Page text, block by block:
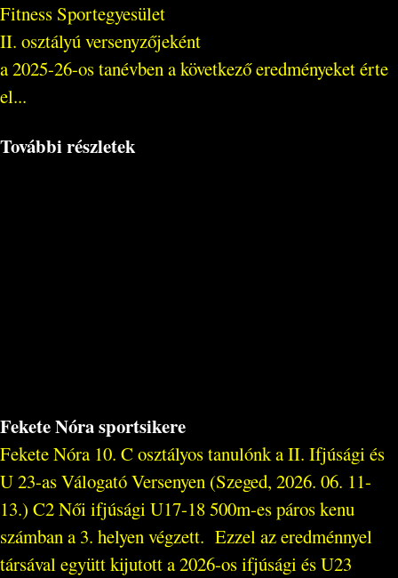
Fitness Sportegyesület
II. osztályú versenyzőjeként
a 2025-26-os tanévben a következő eredményeket érte
el...
További részletek
Fekete Nóra sportsikere
Fekete Nóra 10. C osztályos tanulónk a II. Ifjúsági és
U 23-as Válogató Versenyen (Szeged, 2026. 06. 11-
13.) C2 Női ifjúsági U17-18 500m-es páros kenu
számban a 3. helyen végzett. Ezzel az eredménnyel
társával együtt kijutott a 2026-os ifjúsági és U23